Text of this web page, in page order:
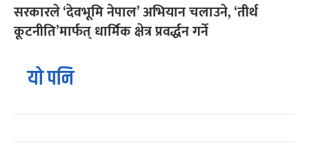
सरकारले ‘देवभूमि नेपाल’ अभियान चलाउने, ‘तीर्थ
कूटनीति’मार्फत् धार्मिक क्षेत्र प्रवर्द्धन गर्ने
यो पनि